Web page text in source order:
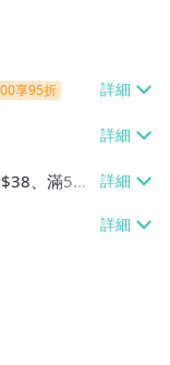
享95折
、滿5件
取貨
款【單件
免運
、滿5件